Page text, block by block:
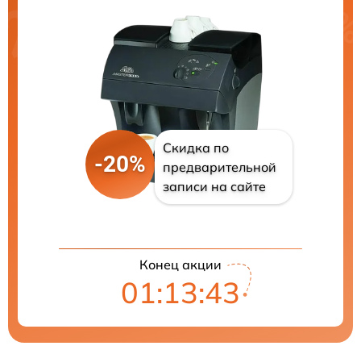
-20%
Скидка по
предварительной
записи на сайте
Конец акции
01:13:42